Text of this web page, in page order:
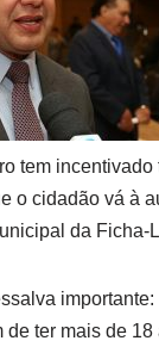
tem
o cidadão vá à
da Ficha-
de ter mais de